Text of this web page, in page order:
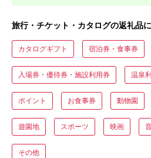
旅行・チケット・カタログの返礼品
カタログギフト 宿泊券・食事券
入場券・優待券・施設利用券 温泉
ポイント お食事券 動物園
遊園地 スポーツ 映画
その他